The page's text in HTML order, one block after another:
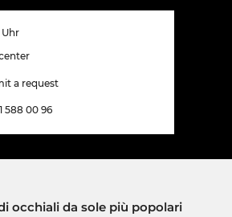
Uhr
a request
588 00 96
occhiali da sole più popolari